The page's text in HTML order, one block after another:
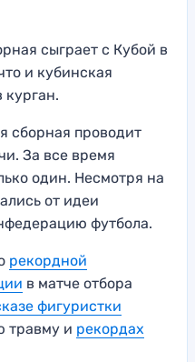
сыграет с Кубой в
и кубинская
сборная проводит
За все время
один. Несмотря на
от идеи
футбола.
рекордной
в матче отбора
фигуристки
травму и рекордах